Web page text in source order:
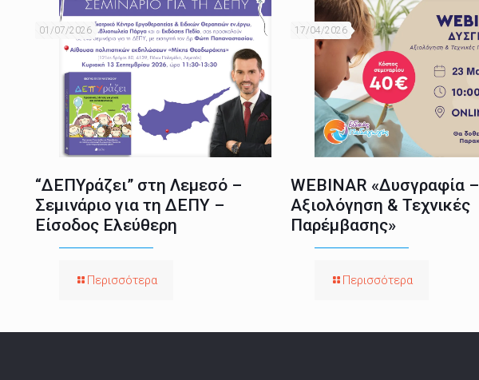
01/07/2026
“ΔΕΠΥράζει” στη Λεμεσό –
Σεμινάριο για τη ΔΕΠΥ –
Είσοδος Ελεύθερη
Περισσότερα
17/04/2026
WEBINAR «Δυσγραφία –
Αξιολόγηση & Τεχνικές
Παρέμβασης»
Περισσότερα